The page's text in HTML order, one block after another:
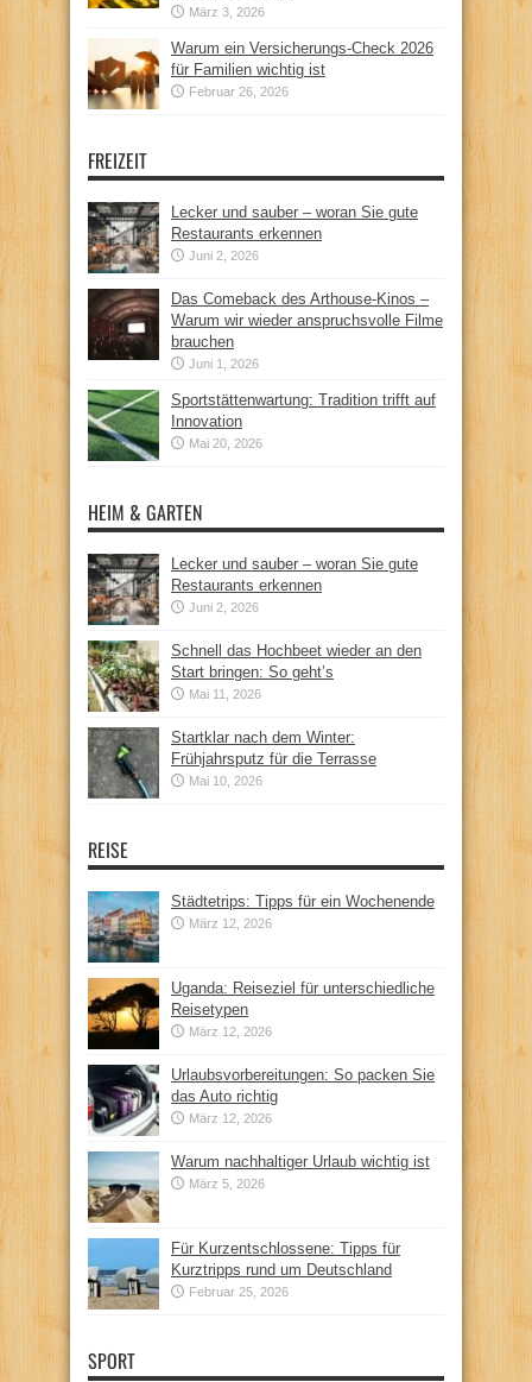
März 3, 2026
Warum ein Versicherungs-Check 2026
für Familien wichtig ist
Februar 26, 2026
FREIZEIT
Lecker und sauber – woran Sie gute
Restaurants erkennen
Juni 2, 2026
Das Comeback des Arthouse-Kinos –
Warum wir wieder anspruchsvolle Filme
brauchen
Juni 1, 2026
Sportstättenwartung: Tradition trifft auf
Innovation
Mai 20, 2026
HEIM & GARTEN
Lecker und sauber – woran Sie gute
Restaurants erkennen
Juni 2, 2026
Schnell das Hochbeet wieder an den
Start bringen: So geht’s
Mai 11, 2026
Startklar nach dem Winter:
Frühjahrsputz für die Terrasse
Mai 10, 2026
REISE
Städtetrips: Tipps für ein Wochenende
März 12, 2026
Uganda: Reiseziel für unterschiedliche
Reisetypen
März 12, 2026
Urlaubsvorbereitungen: So packen Sie
das Auto richtig
März 12, 2026
Warum nachhaltiger Urlaub wichtig ist
März 5, 2026
Für Kurzentschlossene: Tipps für
Kurztripps rund um Deutschland
Februar 25, 2026
SPORT